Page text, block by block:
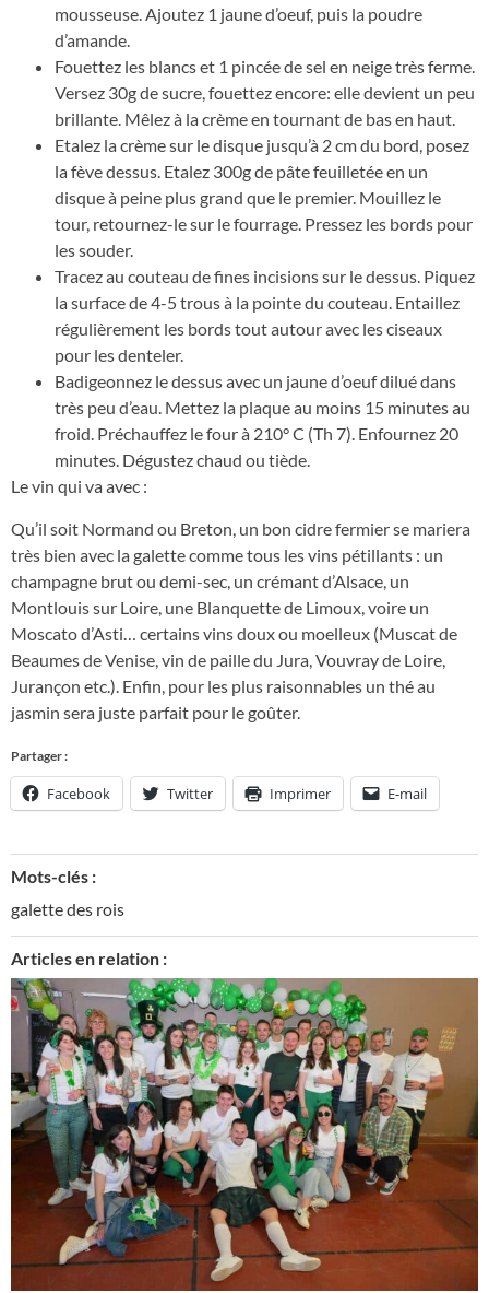
mousseuse. Ajoutez 1 jaune d’oeuf, puis la poudre
d’amande.
Fouettez les blancs et 1 pincée de sel en neige très ferme.
Versez 30g de sucre, fouettez encore: elle devient un peu
brillante. Mêlez à la crème en tournant de bas en haut.
Etalez la crème sur le disque jusqu’à 2 cm du bord, posez
la fève dessus. Etalez 300g de pâte feuilletée en un
disque à peine plus grand que le premier. Mouillez le
tour, retournez-le sur le fourrage. Pressez les bords pour
les souder.
Tracez au couteau de fines incisions sur le dessus. Piquez
la surface de 4-5 trous à la pointe du couteau. Entaillez
régulièrement les bords tout autour avec les ciseaux
pour les denteler.
Badigeonnez le dessus avec un jaune d’oeuf dilué dans
très peu d’eau. Mettez la plaque au moins 15 minutes au
froid. Préchauffez le four à 210° C (Th 7). Enfournez 20
minutes. Dégustez chaud ou tiède.
Le vin qui va avec :
Qu’il soit Normand ou Breton, un bon cidre fermier se mariera
très bien avec la galette comme tous les vins pétillants : un
champagne brut ou demi-sec, un crémant d’Alsace, un
Montlouis sur Loire, une Blanquette de Limoux, voire un
Moscato d’Asti… certains vins doux ou moelleux (Muscat de
Beaumes de Venise, vin de paille du Jura, Vouvray de Loire,
Jurançon etc.). Enfin, pour les plus raisonnables un thé au
jasmin sera juste parfait pour le goûter.
Partager :
Facebook Twitter Imprimer E-mail
Mots-clés :
galette des rois
Articles en relation :